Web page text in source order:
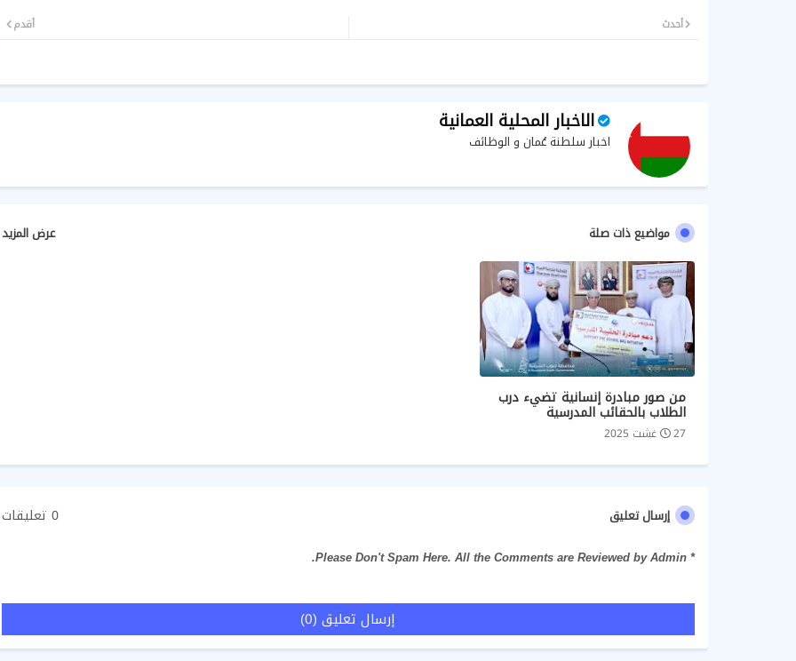
أحدث أقدم
الاخبار المحلية العمانية
اخبار سلطنة عُمان و الوظائف
مواضيع ذات صلة عرض المزيد
من صور مبادرة إنسانية تضيء درب
الطلاب بالحقائب المدرسية
27 غشت 2025
إرسال تعليق 0 تعليقات
* Please Don't Spam Here. All the Comments are Reviewed by Admin.
إرسال تعليق (0)